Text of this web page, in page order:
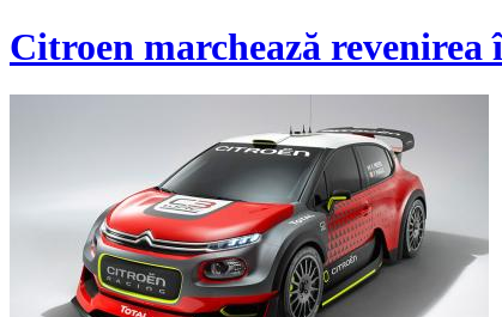
Citroen marchează